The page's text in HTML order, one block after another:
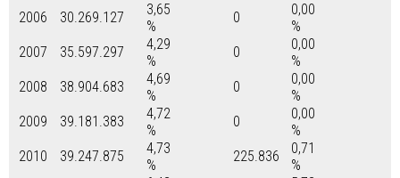
2006
30.269.127
3,65
%
0
0,00
%
2007
35.597.297
4,29
%
0
0,00
%
2008
38.904.683
4,69
%
0
0,00
%
2009
39.181.383
4,72
%
0
0,00
%
2010
39.247.875
4,73
%
225.836
0,71
%